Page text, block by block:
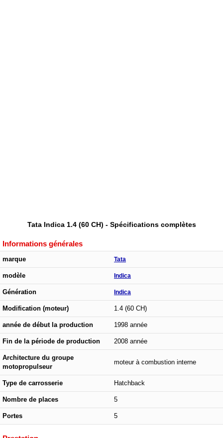
Tata Indica 1.4 (60 CH) - Spécifications complètes
Informations générales
marque Tata
modèle Indica
Génération Indica
Modification (moteur) 1.4 (60 CH)
année de début la production 1998 année
Fin de la période de production 2008 année
Architecture du groupe
motopropulseur
moteur à combustion interne
Type de carrosserie Hatchback
Nombre de places 5
Portes 5